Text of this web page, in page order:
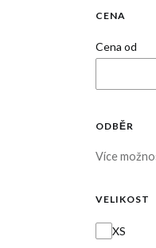
CENA
Cena od
ODBĚR
Odběr
Více
VELIKOST
Velikost
XS